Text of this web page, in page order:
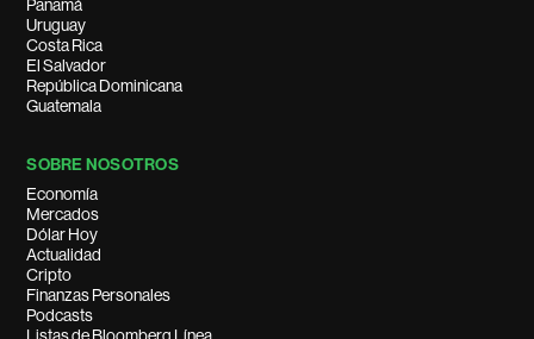
Panamá
Uruguay
Costa Rica
El Salvador
República Dominicana
Guatemala
SOBRE NOSOTROS
Economía
Mercados
Dólar Hoy
Actualidad
Cripto
Finanzas Personales
Podcasts